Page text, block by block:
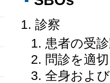
診察
患者の受
問診を適
全身およ